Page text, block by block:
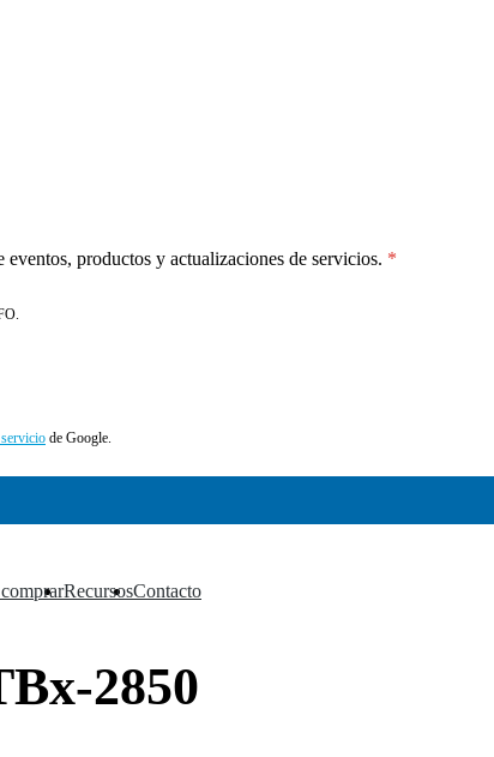
productos y actualizaciones de servicios.
de Google.
Recursos
▼ Contacto
▼
2850